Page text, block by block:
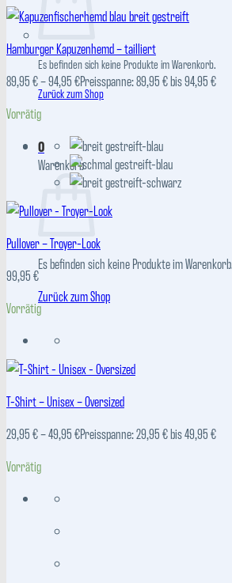
Es befinden sich keine Produkte im Warenkorb.
Zurück zum Shop
0
Warenkorb
Es befinden sich keine Produkte im Warenkorb.
Zurück zum Shop
Hamburger Kapuzenhemd – tailliert
89,95€–94,95€Preisspanne: 89,95 € bis 94,95 €
Vorrätig
Pullover – Troyer-Look
99,95€
Vorrätig
T-Shirt – Unisex – Oversized
29,95€–49,95€Preisspanne: 29,95 € bis 49,95 €
Vorrätig